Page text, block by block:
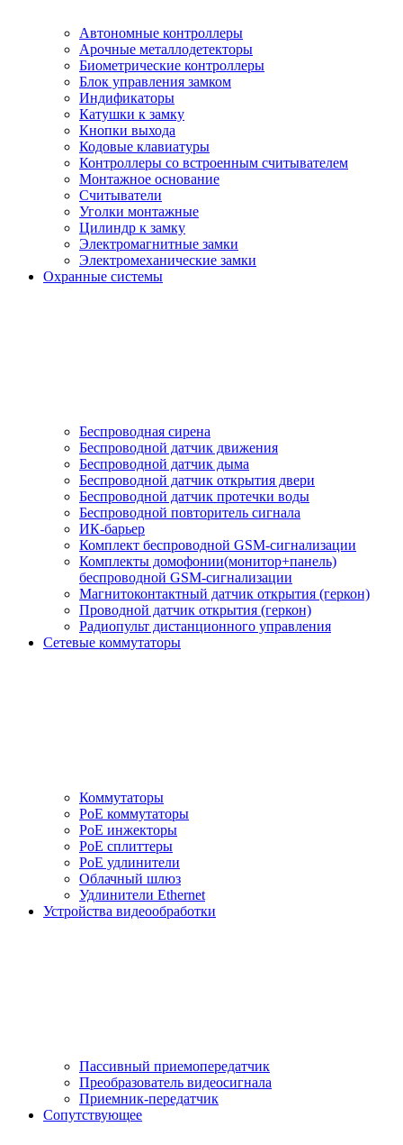
Автономные контроллеры
Арочные металлодетекторы
Биометрические контроллеры
Блок управления замком
Индификаторы
Катушки к замку
Кнопки выхода
Кодовые клавиатуры
Контроллеры со встроенным считывателем
Монтажное основание
Считыватели
Уголки монтажные
Цилиндр к замку
Электромагнитные замки
Электромеханические замки
Охранные системы
Беспроводная сирена
Беспроводной датчик движения
Беспроводной датчик дыма
Беспроводной датчик открытия двери
Беспроводной датчик протечки воды
Беспроводной повторитель сигнала
ИК-барьер
Комплект беспроводной GSM-сигнализации
Комплекты домофонии(монитор+панель)
беспроводной GSM-сигнализации
Магнитоконтактный датчик открытия (геркон)
Проводной датчик открытия (геркон)
Радиопульт дистанционного управления
Сетевые коммутаторы
Коммутаторы
PoE коммутаторы
PoE инжекторы
PoE сплиттеры
PoE удлинители
Облачный шлюз
Удлинители Ethernet
Устройства видеообработки
Пассивный приемопередатчик
Преобразователь видеосигнала
Приемник-передатчик
Сопутствующее